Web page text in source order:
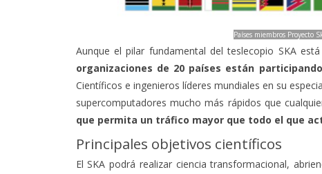
Países miembros Proyecto
Aunque el pilar fundamental del teslecopio SKA
organizaciones de 20 países están
Científicos e ingenieros líderes mundiales en su
supercomputadores mucho más rápidos que
que permita un tráfico mayor que todo el que
Principales objetivos científicos
El SKA podrá realizar ciencia transformacional,